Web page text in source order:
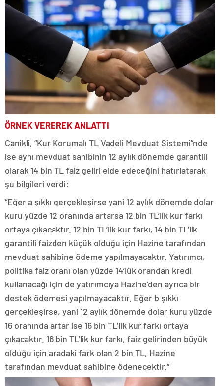
ÖRNEK VEREREK ANLATTI
Canikli, “Kur Korumalı TL Vadeli Mevduat Sistemi”nde
ise aynı mevduat sahibinin 12 aylık dönemde garantili
olarak 14 bin TL faiz geliri elde edeceğini hatırlatarak
şu bilgileri verdi:
“Eğer a şıkkı gerçekleşirse yani 12 aylık dönemde dolar
kuru yüzde 12 oranında artarsa 12 bin TL’lik kur farkı
ortaya çıkacaktır. 12 bin TL’lik kur farkı, 14 bin TL’lik
garantili faizden küçük olduğu için Hazine tarafından
mevduat sahibine ödeme yapılmayacaktır. Yatırımcı,
politika faiz oranı olan yüzde 14’lük orandan kredi
kullanacağı için de yatırımcıya Hazine’den ayrıca bir
destek ödemesi yapılmayacaktır. Eğer b şıkkı
gerçekleşirse, yani 12 aylık dönemde dolar kuru yüzde
16 oranında artar ise 16 bin TL’lik kur farkı ortaya
çıkacaktır. 16 bin TL’lik kur farkı, faiz gelirinden büyük
olduğu için aradaki fark olan 2 bin TL, Hazine
tarafından mevduat sahibine ödenecektir.”